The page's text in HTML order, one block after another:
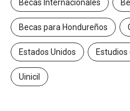
Becas Internacionales
Becas para Hondureños
Estados Unidos Estudios
Uinicil